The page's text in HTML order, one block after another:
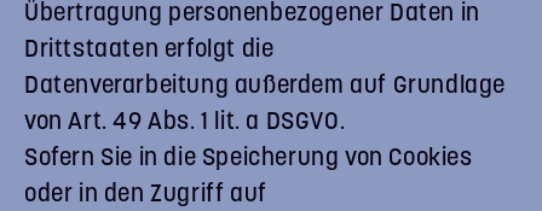
Übertragung personenbezogener Daten in
Drittstaaten erfolgt die
Datenverarbeitung außerdem auf Grundlage
von Art. 49 Abs. 1 lit. a DSGVO.
Sofern Sie in die Speicherung von Cookies
oder in den Zugriff auf